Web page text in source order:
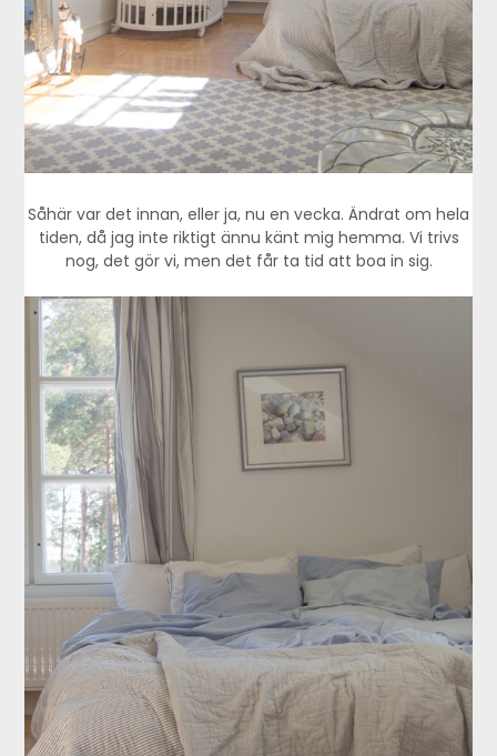
Såhär var det innan, eller ja, nu en vecka. Ändrat om hela
tiden, då jag inte riktigt ännu känt mig hemma. Vi trivs
nog, det gör vi, men det får ta tid att boa in sig.